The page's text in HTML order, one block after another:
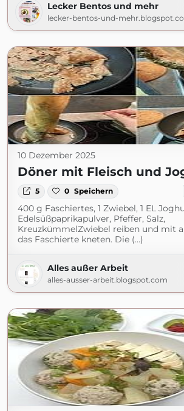
Lecker Bentos und mehr
lecker-bentos-und-
10 Dezember 2025
Döner mit Fleisch und
5 0 Speichern
400 g Faschiertes, 1 Zwiebel, 1 EL
Edelsüßpaprikapulver, Pfeffer, Salz,
KreuzkümmelZwiebel reiben und mit
das Faschierte kneten. Die (...)
Alles außer Arbeit
alles-ausser-arbeit.blogspot.com